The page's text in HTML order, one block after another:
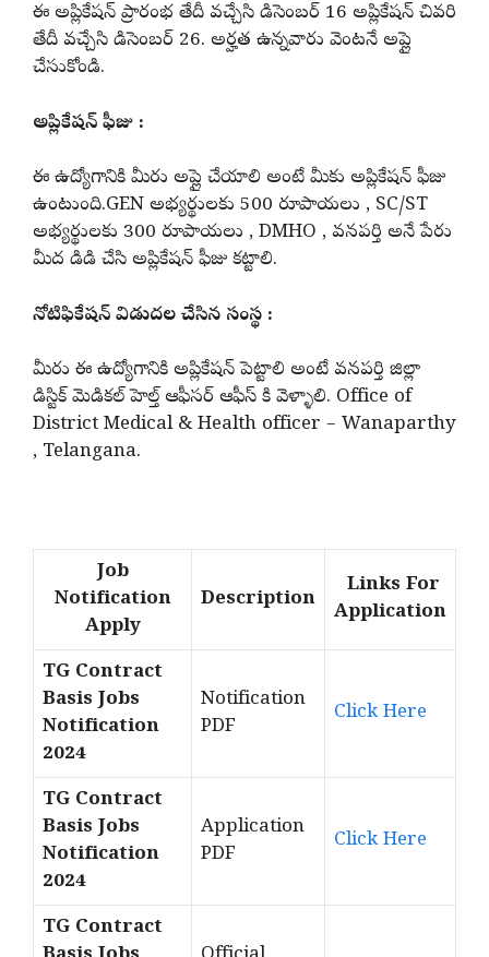
ఈ అప్లికేషన్ ప్రారంభ తేదీ వచ్చేసి డిసెంబర్ 16 అప్లికేషన్ చివరి
తేదీ వచ్చేసి డిసెంబర్ 26. అర్హత ఉన్నవారు వెంటనే అప్లై
చేసుకోండి.
అప్లికేషన్ ఫీజు :
ఈ ఉద్యోగానికి మీరు అప్లై చేయాలి అంటే మీకు అప్లికేషన్ ఫీజు
ఉంటుంది.GEN అభ్యర్థులకు 500 రూపాయలు , SC/ST
అభ్యర్థులకు 300 రూపాయలు , DMHO , వనపర్తి అనే పేరు
మీద డిడి చేసి అప్లికేషన్ ఫీజు కట్టాలి.
నోటిఫికేషన్ విడుదల చేసిన సంస్థ :
మీరు ఈ ఉద్యోగానికి అప్లికేషన్ పెట్టాలి అంటే వనపర్తి జిల్లా
డిస్టిక్ మెడికల్ హెల్త్ ఆఫీసర్ ఆఫీస్ కి వెళ్ళాలి. Office of
District Medical & Health officer – Wanaparthy
, Telangana.
Job
Notification
Apply
Description
Links For
Application
TG Contract
Basis Jobs
Notification
2024
Notification
PDF
Click Here
TG Contract
Basis Jobs
Notification
2024
Application
PDF
Click Here
TG Contract